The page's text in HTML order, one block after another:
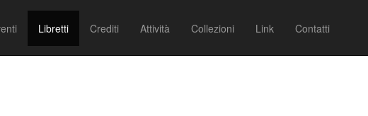
Libretti Crediti Attività Collezioni Link Contatti